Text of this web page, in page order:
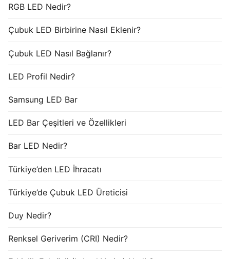
RGB LED Nedir?
Çubuk LED Birbirine Nasıl Eklenir?
Çubuk LED Nasıl Bağlanır?
LED Profil Nedir?
Samsung LED Bar
LED Bar Çeşitleri ve Özellikleri
Bar LED Nedir?
Türkiye’den LED İhracatı
Türkiye’de Çubuk LED Üreticisi
Duy Nedir?
Renksel Geriverim (CRI) Nedir?